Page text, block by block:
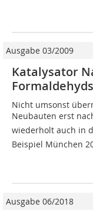
Ausgabe 03/2009
Katalysator
Nicht umsonst
Neubauten erst
wiederholt auch in
Beispiel München
Ausgabe 06/2018